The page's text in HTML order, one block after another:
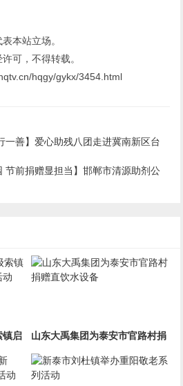
本站立场。
可，不得转载。
hqgy/gykx/3454.html
一善】爱心助残八团走进冀南新区台
节前捐赠显担当】邯郸市清源助剂公
镇启
山东大禹集团为泰安市官路村捐
赠直饮水设备